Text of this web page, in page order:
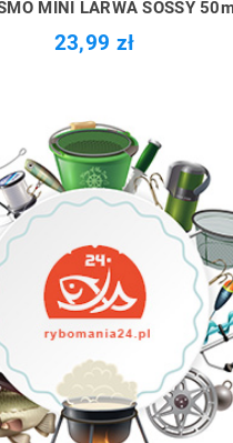
MINI LARWA SOSSY
23,99 zł